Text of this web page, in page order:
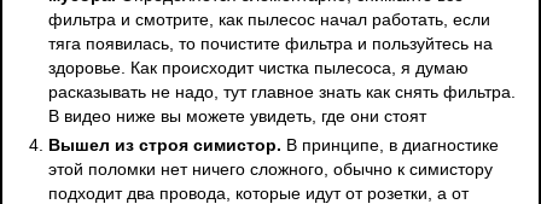
фильтра и смотрите, как пылесос начал работать, если
тяга появилась, то почистите фильтра и пользуйтесь на
здоровье. Как происходит чистка пылесоса, я думаю
расказывать не надо, тут главное знать как снять фильтра.
В видео ниже вы можете увидеть, где они стоят
Вышел из строя симистор. В принципе, в диагностике
этой поломки нет ничего сложного, обычно к симистору
подходит два провода, которые идут от розетки, а от